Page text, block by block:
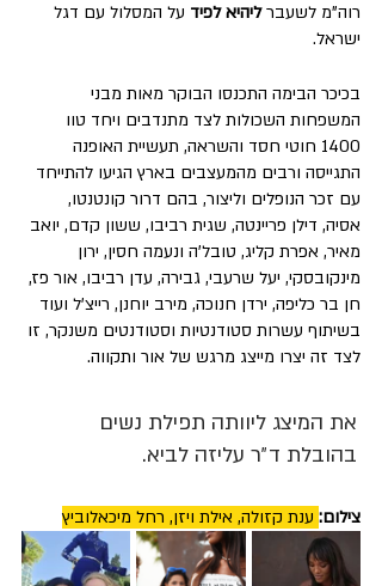
רוה"מ לשעבר ליהיא לפיד על המסלול עם דגל
ישראל.
בכיכר הבימה התכנסו הבוקר מאות מבני
המשפחות השכולות לצד מתנדבים ויחד טוו
1400 חוטי חסד והשראה, תעשיית האופנה
התגייסה ורבים מהמעצבים בארץ הגיעו להתייחד
עם זכר הנופלים וליצור, בהם דרור קונטנטו,
אסיה, דילן פריינטה, שגית רביבו, ששון קדם, יואב
מאיר, אפרת קליג, טובל'ה ונעמה חסין, ירון
מינקובסקי, יעל שרעבי, גבירה, עדן רביבו, אור פז,
חן בר כליפה, ירדן חנוכה, מירב יוחנן, רייצ'ל ועוד
בשיתוף עשרות סטודנטיות וסטודנטים משנקר, זו
לצד זה יצרו מייצג מרגש של אור ותקווה.
את המיצג ליוותה תפילת נשים
בהובלת ד״ר עליזה לביא.
צילום: ענת קזולה, אילת ויזן, רחל מיכאלוביץ